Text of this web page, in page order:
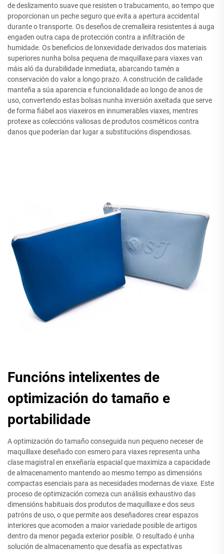
de deslizamento suave que resisten o trabucamento, ao tempo que
proporcionan un peche seguro que evita a apertura accidental
durante o transporte. Os deseños de cremalleira resistentes á auga
engaden outra capa de protección contra a infiltración de
humidade. Os beneficios de lonxevidade derivados dos materiais
superiores nunha bolsa pequena de maquillaxe para viaxes van
máis aló da durabilidade inmediata, abarcando tamén a
conservación do valor a longo prazo. A construción de calidade
manteña a súa aparencia e funcionalidade ao longo de anos de
uso, convertendo estas bolsas nunha inversión axeitada que serve
de forma fiábel aos viaxeiros en innumerables viaxes, mentres
protexe as coleccións valiosas de produtos cosméticos contra
danos que poderían dar lugar a substitucións dispendiosas.
Funcións intelixentes de
optimización do tamaño e
portabilidade
A optimización do tamaño conseguida nun pequeno neceser de
maquillaxe deseñado con esmero para viaxes representa unha
clase magistral en enxeñaría espacial que maximiza a capacidade
de almacenamento mantendo ao mesmo tempo as dimensións
compactas esenciais para as necesidades modernas de viaxe. Este
proceso de optimización comeza cun análisis exhaustivo das
dimensións habituais dos produtos de maquillaxe e dos seus
patróns de uso, o que permite aos deseñadores crear espazos
interiores que acomoden a maior variedade posible de artigos
dentro da menor pegada exterior posible. O resultado é unha
solución de almacenamento que desafía as expectativas